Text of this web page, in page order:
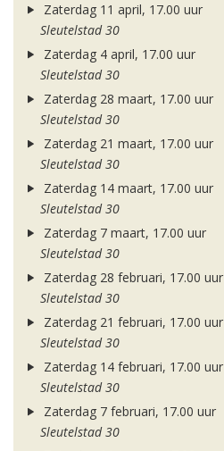
Zaterdag 11 april, 17.00 uur
Sleutelstad 30
Zaterdag 4 april, 17.00 uur
Sleutelstad 30
Zaterdag 28 maart, 17.00 uur
Sleutelstad 30
Zaterdag 21 maart, 17.00 uur
Sleutelstad 30
Zaterdag 14 maart, 17.00 uur
Sleutelstad 30
Zaterdag 7 maart, 17.00 uur
Sleutelstad 30
Zaterdag 28 februari, 17.00 uur
Sleutelstad 30
Zaterdag 21 februari, 17.00 uur
Sleutelstad 30
Zaterdag 14 februari, 17.00 uur
Sleutelstad 30
Zaterdag 7 februari, 17.00 uur
Sleutelstad 30